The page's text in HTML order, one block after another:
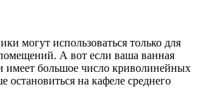
могут использоваться только для
А вот если ваша ванная
имеет большое число криволинейных
остановиться на кафеле среднего